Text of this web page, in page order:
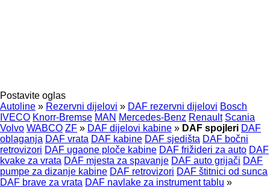
Postavite oglas
Autoline » Rezervni dijelovi » DAF rezervni dijelovi Bosch
IVECO Knorr-Bremse MAN Mercedes-Benz Renault Scania
Volvo WABCO ZF » DAF dijelovi kabine » DAF spojleri DAF
oblaganja DAF vrata DAF kabine DAF sjedišta DAF bočni
retrovizori DAF ugaone ploče kabine DAF frižideri za auto DAF
kvake za vrata DAF mjesta za spavanje DAF auto grijači DAF
pumpe za dizanje kabine DAF retrovizori DAF štitnici od sunca
DAF brave za vrata DAF navlake za instrument tablu »